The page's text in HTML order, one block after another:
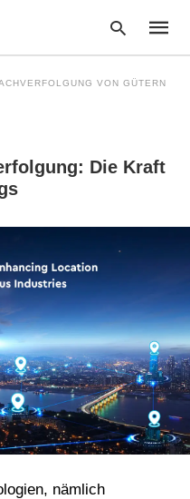
your
search
enter:
VON GÜTERN
Die Kraft
nämlich